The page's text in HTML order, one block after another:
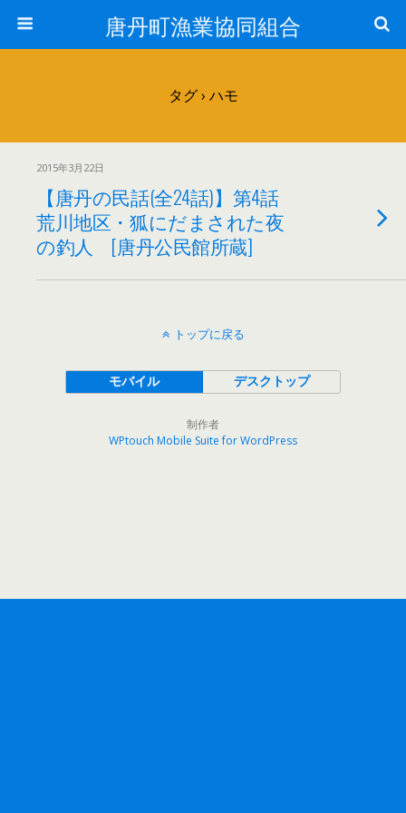
唐丹町漁業協同組合
タグ › ハモ
2015年3月22日
【唐丹の民話(全24話)】第4話
荒川地区・狐にだまされた夜
の釣人 [唐丹公民館所蔵]
トップに戻る
モバイル デスクトップ
制作者
WPtouch Mobile Suite for WordPress